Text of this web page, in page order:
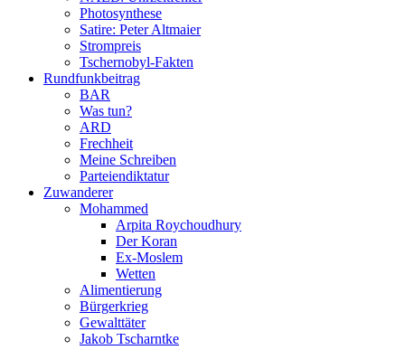
Photosynthese
Satire: Peter Altmaier
Strompreis
Tschernobyl-Fakten
Rundfunkbeitrag
BAR
Was tun?
ARD
Frechheit
Meine Schreiben
Parteiendiktatur
Zuwanderer
Mohammed
Arpita Roychoudhury
Der Koran
Ex-Moslem
Wetten
Alimentierung
Bürgerkrieg
Gewalttäter
Jakob Tscharntke